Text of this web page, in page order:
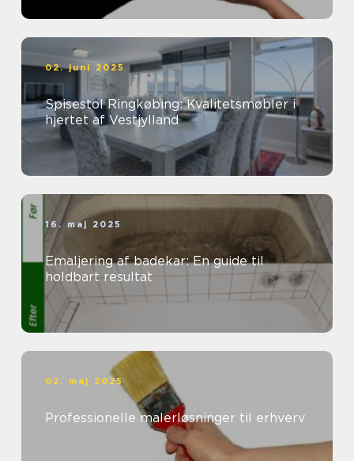
02. juni 2025
Spisestol Ringkøbing: Kvalitetsmøbler i
hjertet af Vestjylland
16. maj 2025
Emaljering af badekar: En guide til
holdbart resultat
02. maj 2025
Professionelle malerløsninger til erhverv